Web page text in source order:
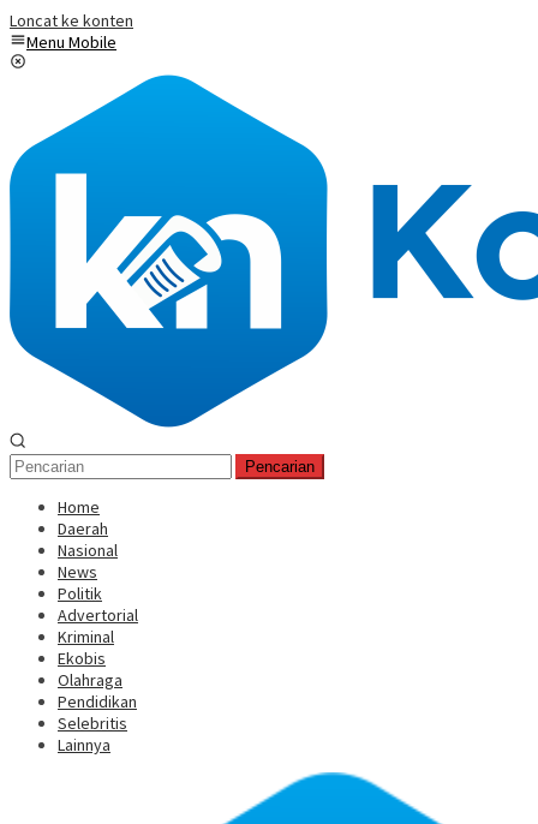
Loncat ke konten
Menu Mobile
Pencarian
Home
Daerah
Nasional
News
Politik
Advertorial
Kriminal
Ekobis
Olahraga
Pendidikan
Selebritis
Lainnya